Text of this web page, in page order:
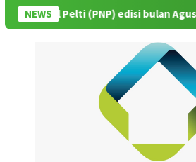
NEWS
Pelti (PNP) edisi bulan Agustus 2026